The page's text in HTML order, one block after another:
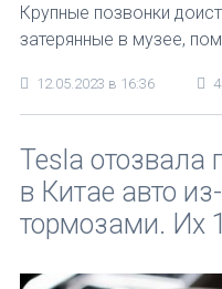
Крупные позвонки
затерянные в музее,
12.05.2023 в 16:36
Tesla отозвала
в Китае авто
тормозами. Их